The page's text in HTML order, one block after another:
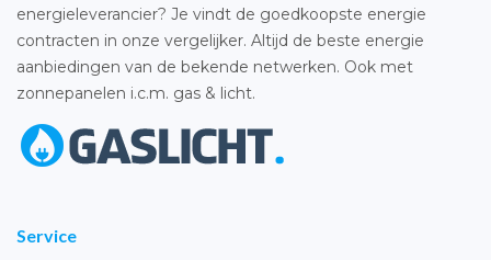
energieleverancier? Je vindt de goedkoopste energie
contracten in onze vergelijker. Altijd de beste energie
aanbiedingen van de bekende netwerken. Ook met
zonnepanelen i.c.m. gas & licht.
Service